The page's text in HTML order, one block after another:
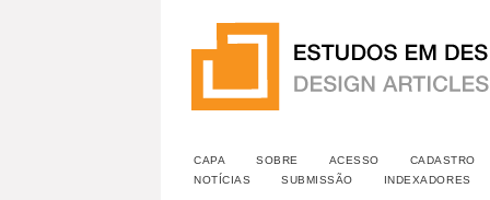
CAPA SOBRE ACESSO
CADASTRO
NOTÍCIAS
SUBMISSÃO INDEXADORES